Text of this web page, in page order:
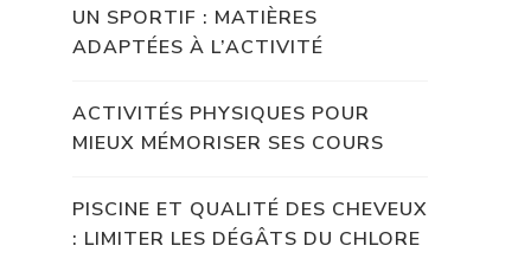
UN SPORTIF : MATIÈRES
ADAPTÉES À L’ACTIVITÉ
ACTIVITÉS PHYSIQUES POUR
MIEUX MÉMORISER SES COURS
PISCINE ET QUALITÉ DES CHEVEUX
: LIMITER LES DÉGÂTS DU CHLORE